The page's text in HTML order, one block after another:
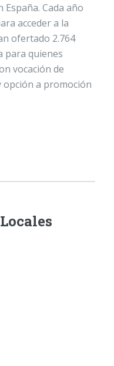
Cada año
acceder a la
ofertado 2.764
para quienes
vocación de
a promoción